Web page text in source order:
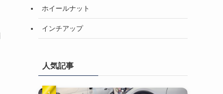
ホイールナット
インチアップ
人気記事